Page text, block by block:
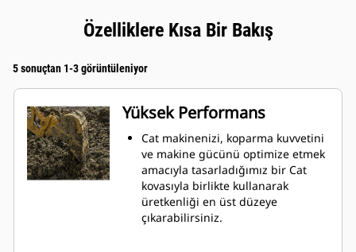
Özelliklere Kısa Bir Bakış
5 sonuçtan 1-3 görüntüleniyor
Yüksek Performans
Cat makinenizi, koparma kuvvetini
ve makine gücünü optimize etmek
amacıyla tasarladığımız bir Cat
kovasıyla birlikte kullanarak
üretkenliği en üst düzeye
çıkarabilirsiniz.